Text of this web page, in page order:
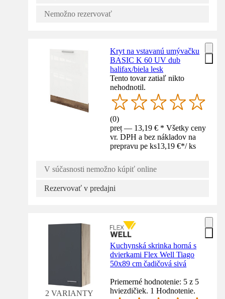
Nemožno rezervovať
Kryt na vstavanú umývačku
BASIC K 60 UV dub
halifax/biela lesk
Tento tovar zatiaľ nikto
nehodnotil.
(0)
preț — 13,19 € * Všetky ceny
vr. DPH a bez nákladov na
prepravu pe ks13,19 €*/ ks
V súčasnosti nemožno kúpiť online
Rezervovať v predajni
2 VARIANTY
Kuchynská skrinka horná s
dvierkami Flex Well Tiago
50x89 cm čadičová sivá
Priemerné hodnotenie: 5 z 5
hviezdičiek. 1 Hodnotenie.